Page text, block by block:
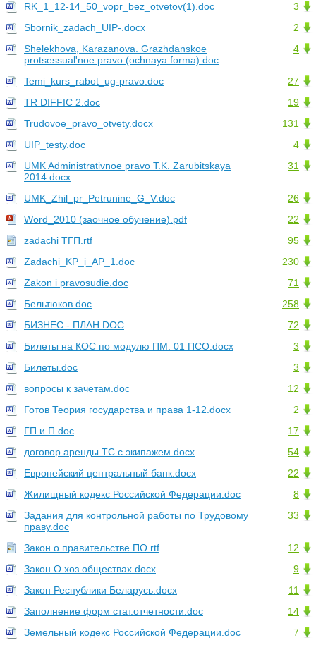
3
RK_1_12-14_50_vopr_bez_otvetov(1).doc
2
Sbornik_zadach_UIP-.docx
4
Shelekhova, Karazanova. Grazhdanskoe
protsessual'noe pravo (ochnaya forma).doc
27
Temi_kurs_rabot_ug-pravo.doc
19
TR DIFFIC 2.doc
131
Trudovoe_pravo_otvety.docx
4
UIP_testy.doc
31
UMK Administrativnoe pravo T.K. Zarubitskaya
2014.docx
26
UMK_Zhil_pr_Petrunine_G_V.doc
22
Word_2010 (заочное обучение).pdf
95
zadachi ТГП.rtf
230
Zadachi_KP_i_AP_1.doc
71
Zakon i pravosudie.doc
258
Бельтюков.doc
72
БИЗНЕС - ПЛАН.DOC
3
Билеты на КОС по модулю ПМ. 01 ПСО.docx
3
Билеты.doc
12
вопросы к зачетам.doc
2
Готов Теория государства и права 1-12.docx
17
ГП и П.doc
54
договор аренды ТС с экипажем.docx
22
Европейский центральный банк.docx
8
Жилищный кодекс Российской Федерации.doc
33
Задания для контрольной работы по Трудовому
праву.doc
12
Закон о правительстве ПО.rtf
9
Закон О хоз.обществах.docx
11
Закон Республики Беларусь.docx
14
Заполнение форм стат.отчетности.doc
7
Земельный кодекс Российской Федерации.doc